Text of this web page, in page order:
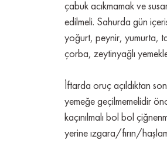
çabuk acıkmamak ve
edilmeli. Sahurda gün
yoğurt, peynir, yumurta,
çorba, zeytinyağlı
İftarda oruç açıldıktan
yemeğe geçilmemelidir
kaçınılmalı bol bol
yerine ızgara/fırın/